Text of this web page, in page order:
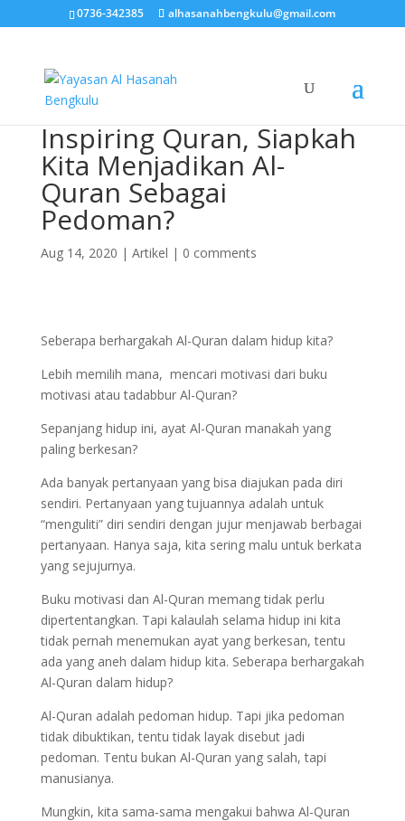
0736-342385 alhasanahbengkulu@gmail.com
Inspiring Quran, Siapkah
Kita Menjadikan Al-
Quran Sebagai
Pedoman?
Aug 14, 2020 | Artikel | 0 comments
Seberapa berhargakah Al-Quran dalam hidup kita?
Lebih memilih mana, mencari motivasi dari buku
motivasi atau tadabbur Al-Quran?
Sepanjang hidup ini, ayat Al-Quran manakah yang
paling berkesan?
Ada banyak pertanyaan yang bisa diajukan pada diri
sendiri. Pertanyaan yang tujuannya adalah untuk
“menguliti” diri sendiri dengan jujur menjawab berbagai
pertanyaan. Hanya saja, kita sering malu untuk berkata
yang sejujurnya.
Buku motivasi dan Al-Quran memang tidak perlu
dipertentangkan. Tapi kalaulah selama hidup ini kita
tidak pernah menemukan ayat yang berkesan, tentu
ada yang aneh dalam hidup kita. Seberapa berhargakah
Al-Quran dalam hidup?
Al-Quran adalah pedoman hidup. Tapi jika pedoman
tidak dibuktikan, tentu tidak layak disebut jadi
pedoman. Tentu bukan Al-Quran yang salah, tapi
manusianya.
Mungkin, kita sama-sama mengakui bahwa Al-Quran